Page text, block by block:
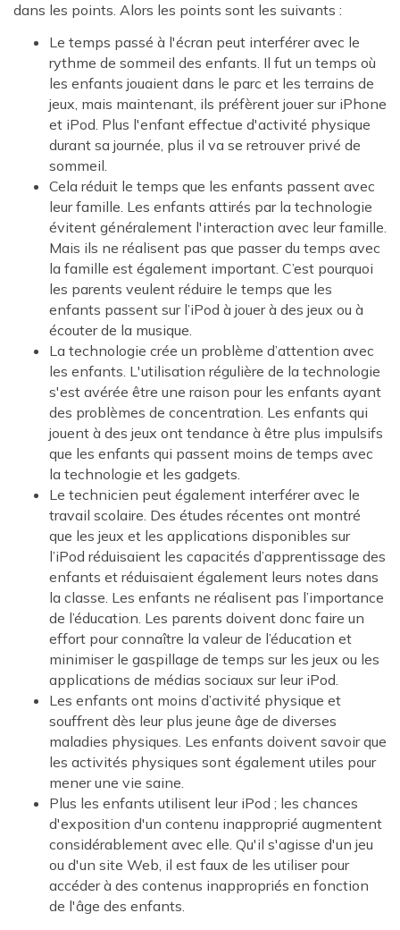
dans les points. Alors les points sont les suivants :
Le temps passé à l'écran peut interférer avec le
rythme de sommeil des enfants. Il fut un temps où
les enfants jouaient dans le parc et les terrains de
jeux, mais maintenant, ils préfèrent jouer sur iPhone
et iPod. Plus l'enfant effectue d'activité physique
durant sa journée, plus il va se retrouver privé de
sommeil.
Cela réduit le temps que les enfants passent avec
leur famille. Les enfants attirés par la technologie
évitent généralement l'interaction avec leur famille.
Mais ils ne réalisent pas que passer du temps avec
la famille est également important. C’est pourquoi
les parents veulent réduire le temps que les
enfants passent sur l’iPod à jouer à des jeux ou à
écouter de la musique.
La technologie crée un problème d’attention avec
les enfants. L'utilisation régulière de la technologie
s'est avérée être une raison pour les enfants ayant
des problèmes de concentration. Les enfants qui
jouent à des jeux ont tendance à être plus impulsifs
que les enfants qui passent moins de temps avec
la technologie et les gadgets.
Le technicien peut également interférer avec le
travail scolaire. Des études récentes ont montré
que les jeux et les applications disponibles sur
l’iPod réduisaient les capacités d’apprentissage des
enfants et réduisaient également leurs notes dans
la classe. Les enfants ne réalisent pas l’importance
de l’éducation. Les parents doivent donc faire un
effort pour connaître la valeur de l’éducation et
minimiser le gaspillage de temps sur les jeux ou les
applications de médias sociaux sur leur iPod.
Les enfants ont moins d’activité physique et
souffrent dès leur plus jeune âge de diverses
maladies physiques. Les enfants doivent savoir que
les activités physiques sont également utiles pour
mener une vie saine.
Plus les enfants utilisent leur iPod ; les chances
d'exposition d'un contenu inapproprié augmentent
considérablement avec elle. Qu'il s'agisse d'un jeu
ou d'un site Web, il est faux de les utiliser pour
accéder à des contenus inappropriés en fonction
de l'âge des enfants.